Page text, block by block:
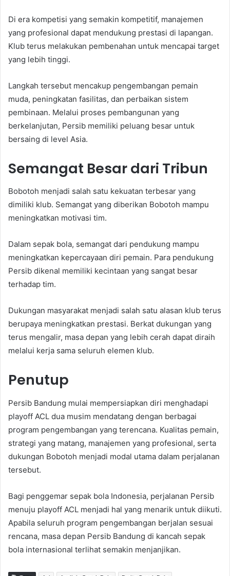
Di era kompetisi yang semakin kompetitif, manajemen
yang profesional dapat mendukung prestasi di lapangan.
Klub terus melakukan pembenahan untuk mencapai target
yang lebih tinggi.
Langkah tersebut mencakup pengembangan pemain
muda, peningkatan fasilitas, dan perbaikan sistem
pembinaan. Melalui proses pembangunan yang
berkelanjutan, Persib memiliki peluang besar untuk
bersaing di level Asia.
Semangat Besar dari Tribun
Bobotoh menjadi salah satu kekuatan terbesar yang
dimiliki klub. Semangat yang diberikan Bobotoh mampu
meningkatkan motivasi tim.
Dalam sepak bola, semangat dari pendukung mampu
meningkatkan kepercayaan diri pemain. Para pendukung
Persib dikenal memiliki kecintaan yang sangat besar
terhadap tim.
Dukungan masyarakat menjadi salah satu alasan klub terus
berupaya meningkatkan prestasi. Berkat dukungan yang
terus mengalir, masa depan yang lebih cerah dapat diraih
melalui kerja sama seluruh elemen klub.
Penutup
Persib Bandung mulai mempersiapkan diri menghadapi
playoff ACL dua musim mendatang dengan berbagai
program pengembangan yang terencana. Kualitas pemain,
strategi yang matang, manajemen yang profesional, serta
dukungan Bobotoh menjadi modal utama dalam perjalanan
tersebut.
Bagi penggemar sepak bola Indonesia, perjalanan Persib
menuju playoff ACL menjadi hal yang menarik untuk diikuti.
Apabila seluruh program pengembangan berjalan sesuai
rencana, masa depan Persib Bandung di kancah sepak
bola internasional terlihat semakin menjanjikan.